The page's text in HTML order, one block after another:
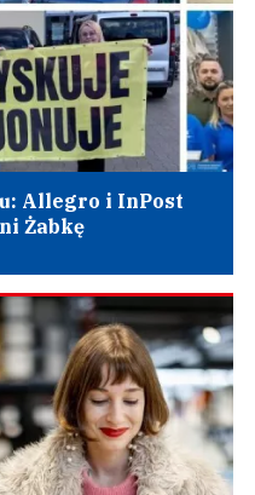
Allegro i InPost
Żabkę